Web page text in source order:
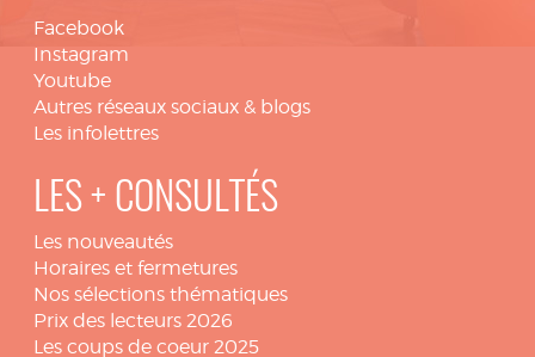
Facebook
Instagram
Youtube
Autres réseaux sociaux & blogs
Les infolettres
LES + CONSULTÉS
Les nouveautés
Horaires et fermetures
Nos sélections thématiques
Prix des lecteurs 2026
Les coups de coeur 2025